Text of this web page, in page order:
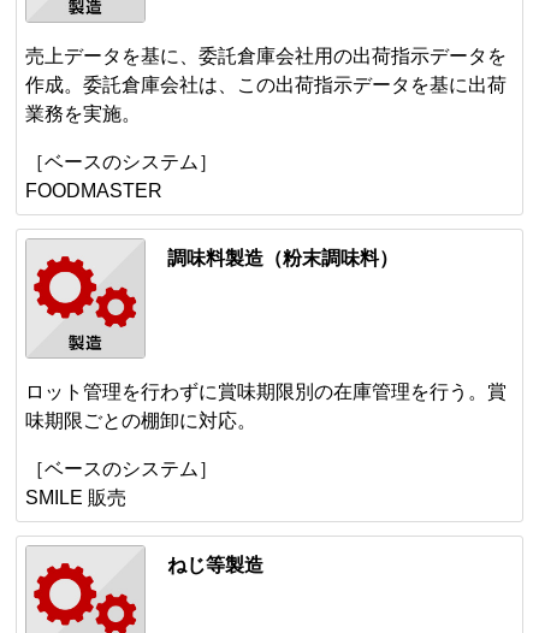
売上データを基に、委託倉庫会社用の出荷指示データを
作成。委託倉庫会社は、この出荷指示データを基に出荷
業務を実施。
［ベースのシステム］
FOODMASTER
調味料製造（粉末調味料）
ロット管理を行わずに賞味期限別の在庫管理を行う。賞
味期限ごとの棚卸に対応。
［ベースのシステム］
SMILE 販売
ねじ等製造